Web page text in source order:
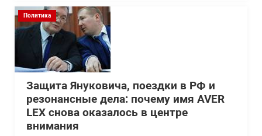
Политика
Защита Януковича, поездки в РФ и
резонансные дела: почему имя AVER
LEX снова оказалось в центре
внимания